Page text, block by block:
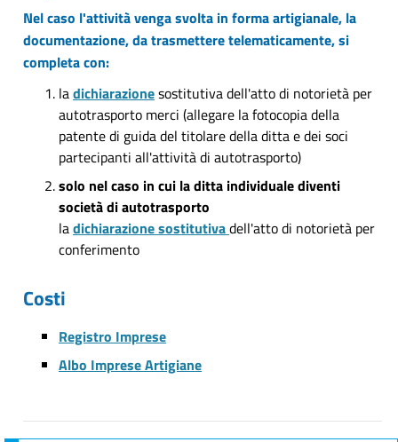
Nel caso l'attività venga svolta in forma artigianale, la
documentazione, da trasmettere telematicamente, si
completa con:
ladichiarazionesostitutiva dell'atto di notorietà per
autotrasporto merci (allegare la fotocopia della
patente di guida del titolare della ditta e dei soci
partecipanti all'attività di autotrasporto)
solo nel caso in cui la ditta individuale diventi
società di autotrasporto
ladichiarazione sostitutivadell'atto di notorietà per
conferimento
Costi
Registro Imprese
Albo Imprese Artigiane